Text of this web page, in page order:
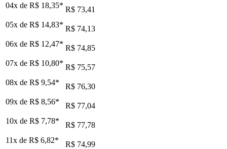
04x de R$ 18,35* R$ 73,41
05x de R$ 14,83* R$ 74,13
06x de R$ 12,47* R$ 74,85
07x de R$ 10,80* R$ 75,57
08x de R$ 9,54*
R$ 76,30
09x de R$ 8,56*
R$ 77,04
10x de R$ 7,78*
R$ 77,78
11x de R$ 6,82*
R$ 74,99